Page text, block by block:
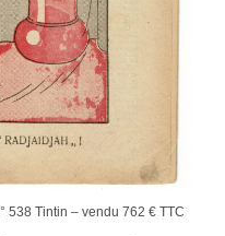
538 Tintin – vendu 762 € TTC